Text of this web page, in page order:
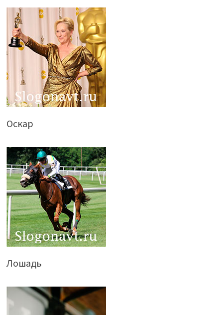
Оскар
Лошадь